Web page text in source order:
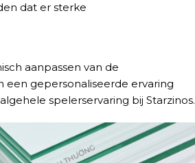
dat er sterke
aanpassen van de
een gepersonaliseerde ervaring
spelerservaring bij Starzinos.